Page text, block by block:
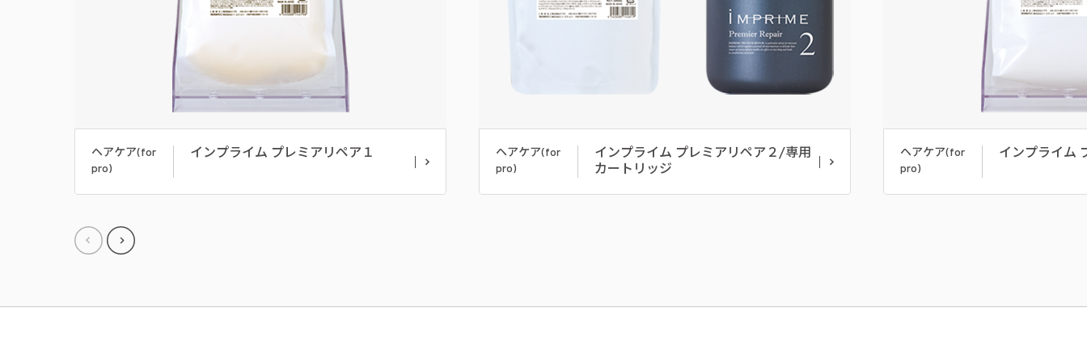
ヘアケア(for
pro)
インプライム プレミアリペア１
ヘアケア(for
pro)
インプライム プレミアリペア２/専用
カートリッジ
ヘアケア(for
pro)
インプライム